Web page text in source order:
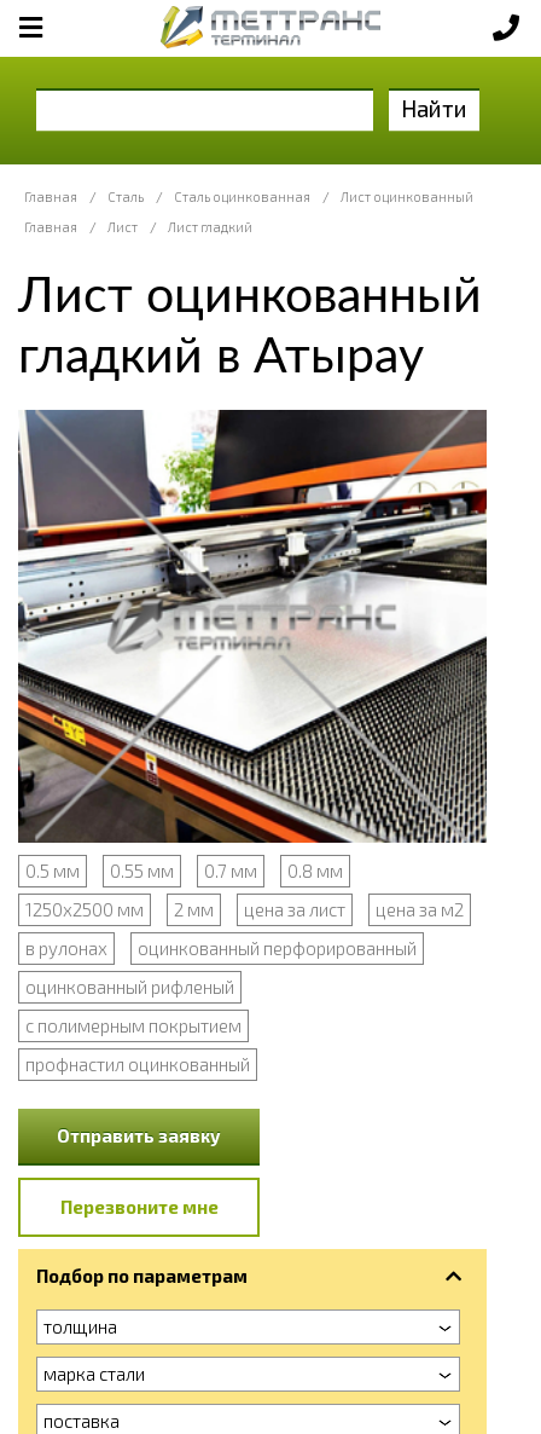
Найти
Главная / Сталь / Сталь оцинкованная /
Лист оцинкованный
Главная
/ Лист / Лист гладкий
Лист оцинкованный
гладкий в Атырау
0.5 мм 0.55 мм 0.7 мм
0.8 мм
1250x2500 мм
2 мм цена за лист
цена за м2
в рулонах
оцинкованный перфорированный
оцинкованный рифленый
с полимерным покрытием
профнастил оцинкованный
Отправить заявку
Перезвоните мне
Подбор по параметрам
толщина
марка стали
поставка